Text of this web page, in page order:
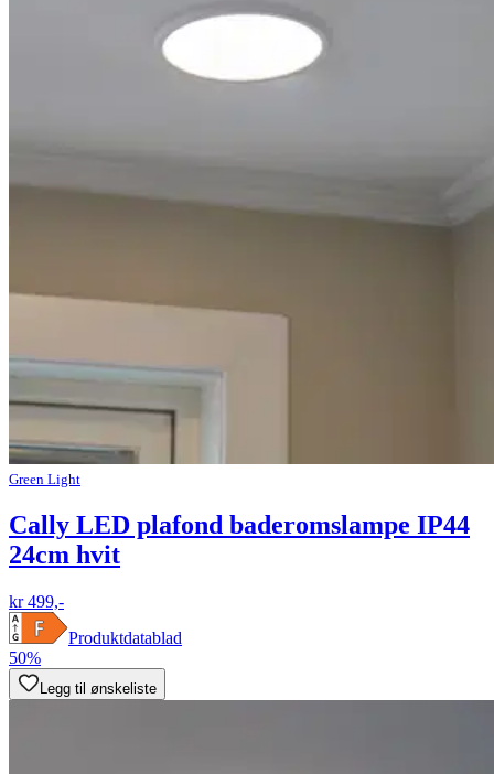
Green Light
Cally LED plafond baderomslampe IP44
24cm hvit
kr 499,-
Produktdatablad
50%
Legg til ønskeliste